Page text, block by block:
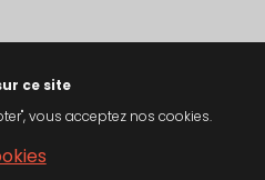
de vent
ce site
vous acceptez nos cookies.